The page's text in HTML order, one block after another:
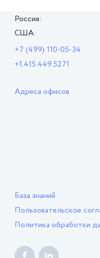
Россия:
США:
+7 (499) 110-05-34
+1.415.449.5271
Адреса офисов
База знаний
Пользовательское
Политика обработки